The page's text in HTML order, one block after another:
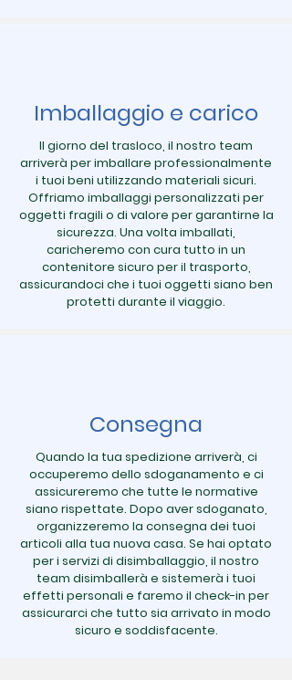
Imballaggio e carico
Il giorno del trasloco, il nostro team
arriverà per imballare professionalmente
i tuoi beni utilizzando materiali sicuri.
Offriamo imballaggi personalizzati per
oggetti fragili o di valore per garantirne la
sicurezza. Una volta imballati,
caricheremo con cura tutto in un
contenitore sicuro per il trasporto,
assicurandoci che i tuoi oggetti siano ben
protetti durante il viaggio.
Consegna
Quando la tua spedizione arriverà, ci
occuperemo dello sdoganamento e ci
assicureremo che tutte le normative
siano rispettate. Dopo aver sdoganato,
organizzeremo la consegna dei tuoi
articoli alla tua nuova casa. Se hai optato
per i servizi di disimballaggio, il nostro
team disimballerà e sistemerà i tuoi
effetti personali e faremo il check-in per
assicurarci che tutto sia arrivato in modo
sicuro e soddisfacente.